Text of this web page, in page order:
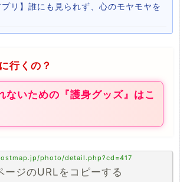
リ】誰にも見られず、心のモヤモヤを
行くの？
ないための『護身グッズ』はこ
photo/detail.php?cd=417
ージのURLをコピーする